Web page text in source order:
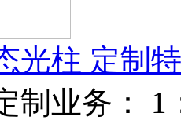
光柱 定制
制业务： 1